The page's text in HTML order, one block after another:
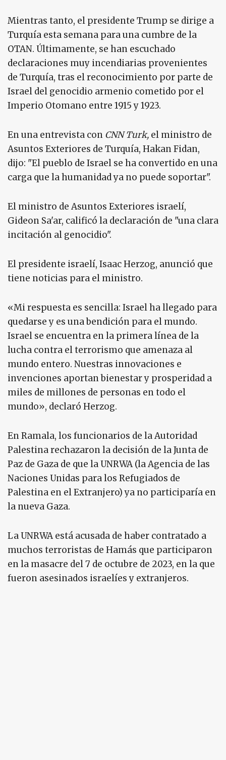
Mientras tanto, el presidente Trump se dirige a
Turquía esta semana para una cumbre de la
OTAN. Últimamente, se han escuchado
declaraciones muy incendiarias provenientes
de Turquía, tras el reconocimiento por parte de
Israel del genocidio armenio cometido por el
Imperio Otomano entre 1915 y 1923.
En una entrevista con CNN Turk, el ministro de
Asuntos Exteriores de Turquía, Hakan Fidan,
dijo: "El pueblo de Israel se ha convertido en una
carga que la humanidad ya no puede soportar".
El ministro de Asuntos Exteriores israelí,
Gideon Sa'ar, calificó la declaración de "una clara
incitación al genocidio".
El presidente israelí, Isaac Herzog, anunció que
tiene noticias para el ministro.
«Mi respuesta es sencilla: Israel ha llegado para
quedarse y es una bendición para el mundo.
Israel se encuentra en la primera línea de la
lucha contra el terrorismo que amenaza al
mundo entero. Nuestras innovaciones e
invenciones aportan bienestar y prosperidad a
miles de millones de personas en todo el
mundo», declaró Herzog.
En Ramala, los funcionarios de la Autoridad
Palestina rechazaron la decisión de la Junta de
Paz de Gaza de que la UNRWA (la Agencia de las
Naciones Unidas para los Refugiados de
Palestina en el Extranjero) ya no participaría en
la nueva Gaza.
La UNRWA está acusada de haber contratado a
muchos terroristas de Hamás que participaron
en la masacre del 7 de octubre de 2023, en la que
fueron asesinados israelíes y extranjeros.